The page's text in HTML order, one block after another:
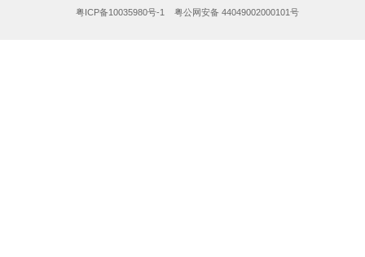
粤ICP备10035980号-1 粤公网安备 44049002000101号